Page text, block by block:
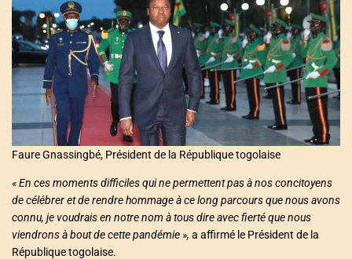
Faure Gnassingbé, Président de la République togolaise
«En ces moments difficiles qui ne permettent pas à nos concitoyens
de célébrer et de rendre hommage à ce long parcours que nous avons
connu, je voudrais en notre nom à tous dire avec fierté que nous
viendrons à bout de cette pandémie», a affirmé le Président de la
République togolaise.